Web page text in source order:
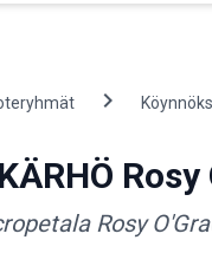
chevron_right
Rosy
Rosy